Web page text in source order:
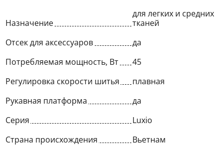
Назначение
для легких и средних
тканей
Отсек для аксессуаров
да
Потребляемая мощность, Вт
45
Регулировка скорости шитья
плавная
Рукавная платформа
да
Серия
Luxio
Страна происхождения
Вьетнам